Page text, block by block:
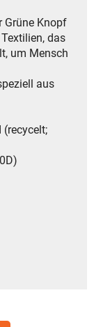
Grüne Knopf
das
um Mensch
aus